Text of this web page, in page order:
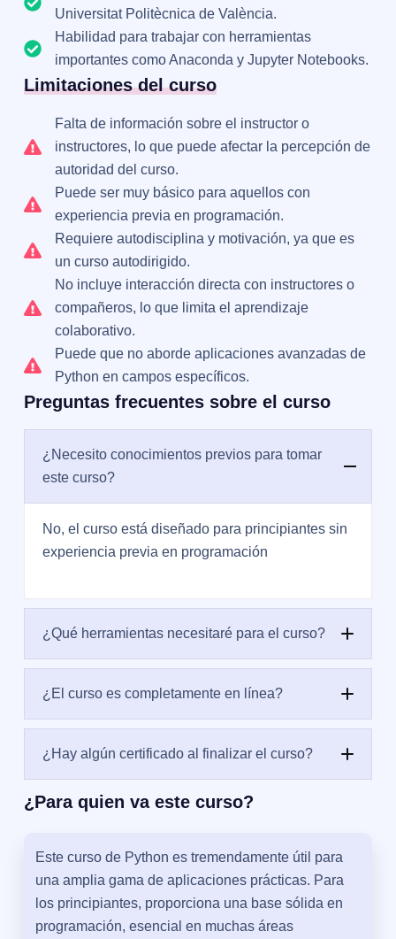
Universitat Politècnica de València.
Habilidad para trabajar con herramientas
importantes como Anaconda y Jupyter Notebooks.
Limitaciones del curso
Falta de información sobre el instructor o
instructores, lo que puede afectar la percepción de
autoridad del curso.
Puede ser muy básico para aquellos con
experiencia previa en programación.
Requiere autodisciplina y motivación, ya que es
un curso autodirigido.
No incluye interacción directa con instructores o
compañeros, lo que limita el aprendizaje
colaborativo.
Puede que no aborde aplicaciones avanzadas de
Python en campos específicos.
Preguntas frecuentes sobre el curso
¿Necesito conocimientos previos para tomar
este curso?
No, el curso está diseñado para principiantes sin
experiencia previa en programación
¿Qué herramientas necesitaré para el curso?
¿El curso es completamente en línea?
¿Hay algún certificado al finalizar el curso?
¿Para quien va este curso?
Este curso de Python es tremendamente útil para
una amplia gama de aplicaciones prácticas. Para
los principiantes, proporciona una base sólida en
programación, esencial en muchas áreas